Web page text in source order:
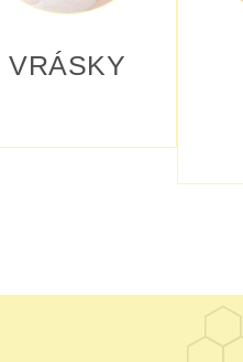
VRÁSKY